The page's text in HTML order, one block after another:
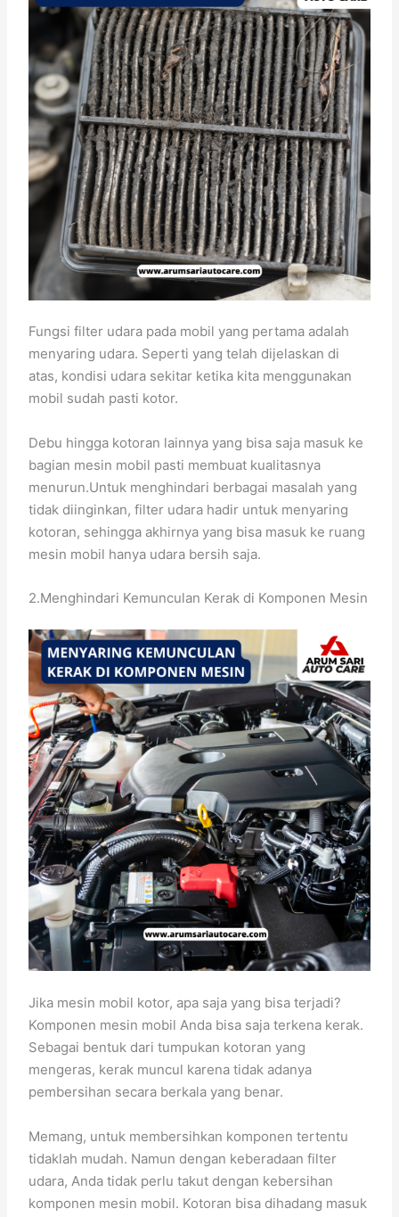
Fungsi filter udara pada mobil yang pertama adalah
menyaring udara. Seperti yang telah dijelaskan di
atas, kondisi udara sekitar ketika kita menggunakan
mobil sudah pasti kotor.
Debu hingga kotoran lainnya yang bisa saja masuk ke
bagian mesin mobil pasti membuat kualitasnya
menurun.Untuk menghindari berbagai masalah yang
tidak diinginkan, filter udara hadir untuk menyaring
kotoran, sehingga akhirnya yang bisa masuk ke ruang
mesin mobil hanya udara bersih saja.
2.Menghindari Kemunculan Kerak di Komponen Mesin
Jika mesin mobil kotor, apa saja yang bisa terjadi?
Komponen mesin mobil Anda bisa saja terkena kerak.
Sebagai bentuk dari tumpukan kotoran yang
mengeras, kerak muncul karena tidak adanya
pembersihan secara berkala yang benar.
Memang, untuk membersihkan komponen tertentu
tidaklah mudah. Namun dengan keberadaan filter
udara, Anda tidak perlu takut dengan kebersihan
komponen mesin mobil. Kotoran bisa dihadang masuk